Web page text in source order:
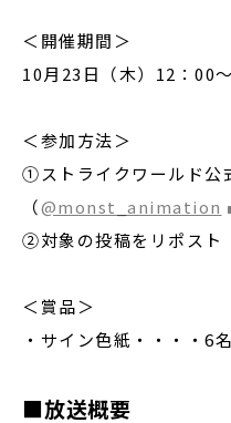
＜開催期間＞
10月23日（木）12：00
＜参加方法＞
①ストライクワールド公
（@monst_animation
②対象の投稿をリポスト
＜賞品＞
・サイン色紙・・・・6
■放送概要